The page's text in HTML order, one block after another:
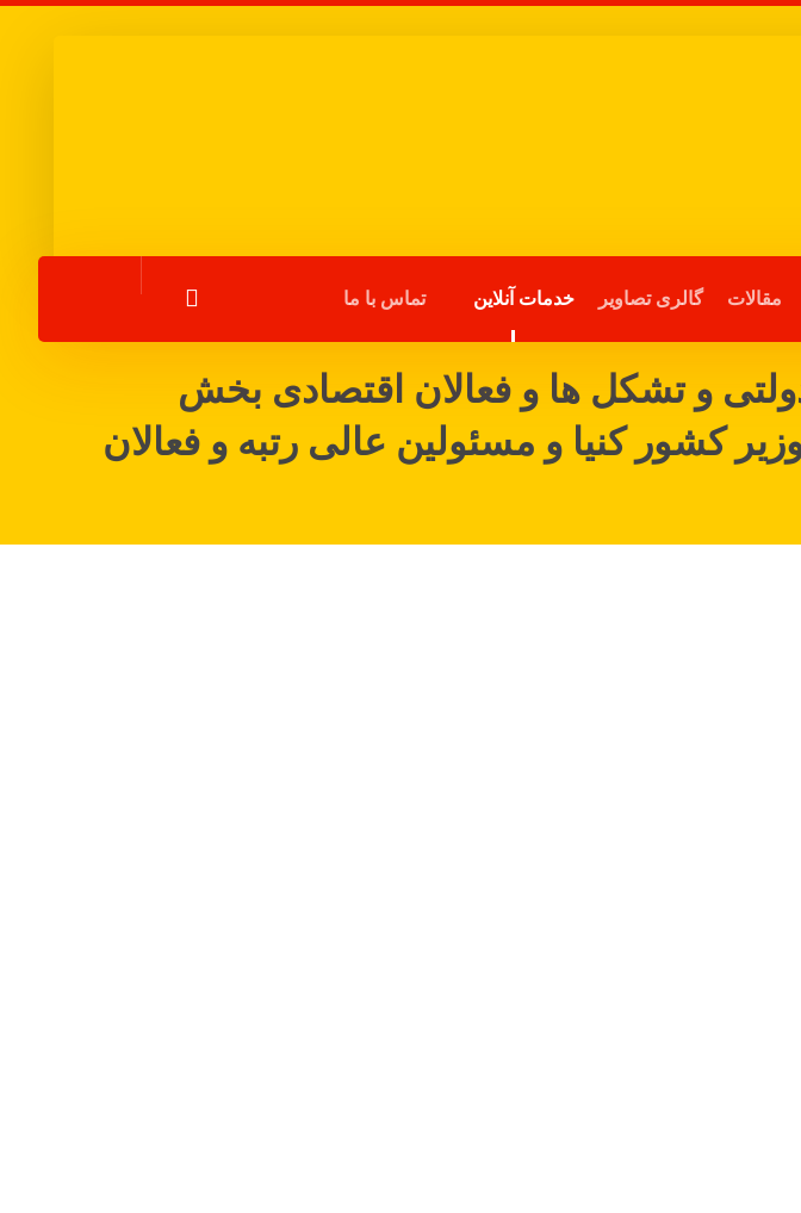
مقالات گالری تصاویر خدمات آنلاین تماس با ما
و تشکل ها و فعالان اقتصادی بخش
کنیا و مسئولین عالی رتبه و فعالان